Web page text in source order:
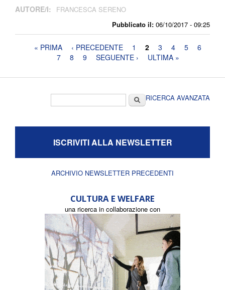
Pubblicato il: 06/10/2017 - 09:25
AUTORE/I: FRANCESCA SERENO
Pagine« PRIMA ‹ PRECEDENTE 1 2 3 4 5
6
7
8 9 SEGUENTE › ULTIMA »
CercaRICERCA AVANZATA
ISCRIVITI ALLA NEWSLETTER
ARCHIVIO NEWSLETTER PRECEDENTI
CULTURA E WELFARE
una ricerca in collaborazione con